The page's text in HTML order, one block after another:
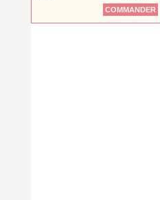
COMMANDER